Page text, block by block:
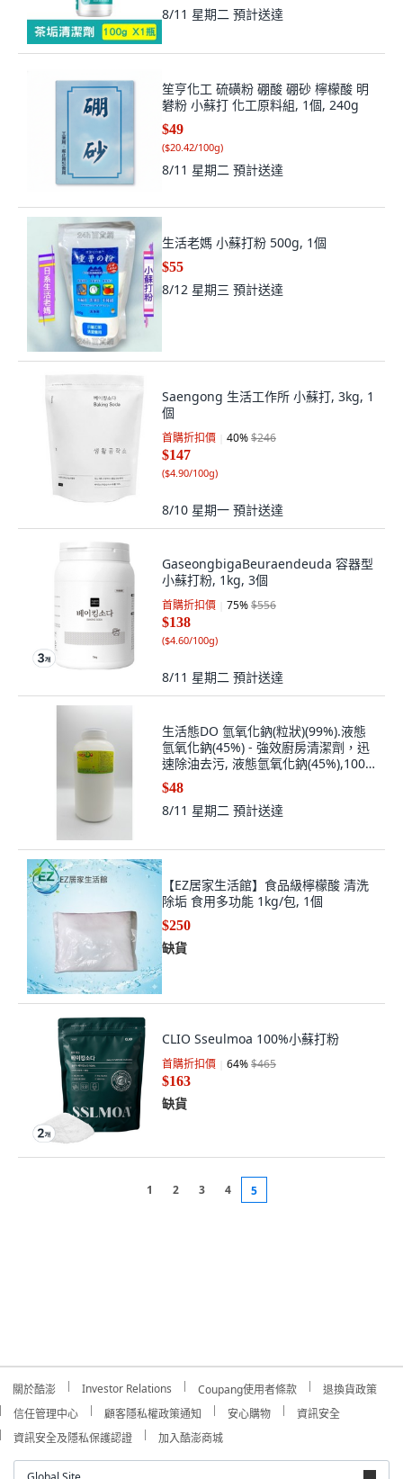
8/11 星期二 預計送達
笙亨化工 硫磺粉 硼酸 硼砂 檸檬酸 明
礬粉 小蘇打 化工原料組, 1個, 240g
$49
($20.42/100g)
8/11 星期二 預計送達
生活老媽 小蘇打粉 500g, 1個
$55
8/12 星期三 預計送達
Saengong 生活工作所 小蘇打, 3kg, 1
個
首購折扣價 40%$246
$147
($4.90/100g)
8/10 星期一 預計送達
GaseongbigaBeuraendeuda 容器型
小蘇打粉, 1kg, 3個
首購折扣價 75%$556
$138
($4.60/100g)
8/11 星期二 預計送達
生活態DO 氫氧化鈉(粒狀)(99%).液態
氫氧化鈉(45%) - 強效廚房清潔劑，迅
速除油去污, 液態氫氧化鈉(45%),1000
公克, 1個
$48
8/11 星期二 預計送達
【EZ居家生活館】食品級檸檬酸 清洗
除垢 食用多功能 1kg/包, 1個
$250
缺貨
CLIO Sseulmoa 100%小蘇打粉
首購折扣價 64%$465
$163
缺貨
1 2 3 4 5
關於酷澎 Investor Relations Coupang使用者條款
退換貨政策
信任管理中心
顧客隱私權政策通知 安心購物
資訊安全
資訊安全及隱私保護認證
加入酷澎商城